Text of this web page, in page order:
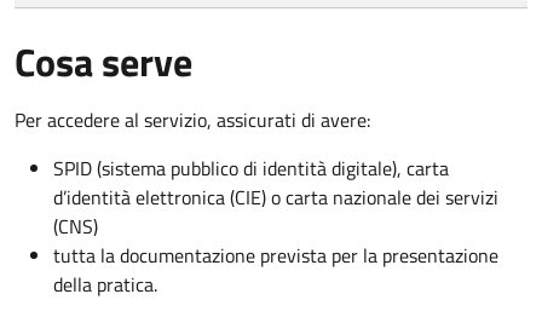
Cosa serve
Per accedere al servizio, assicurati di avere:
SPID (sistema pubblico di identità digitale), carta
d’identità elettronica (CIE) o carta nazionale dei servizi
(CNS)
tutta la documentazione prevista per la presentazione
della pratica.